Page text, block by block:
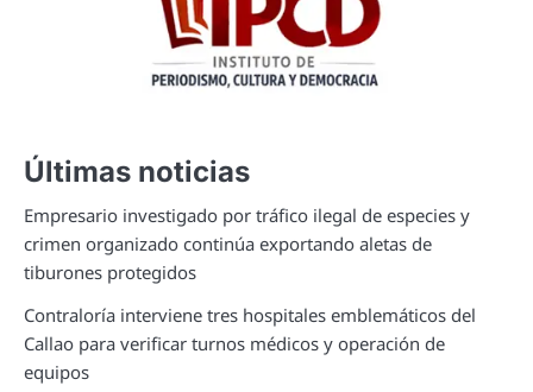
Últimas noticias
Empresario investigado por tráfico ilegal de especies y
crimen organizado continúa exportando aletas de
tiburones protegidos
Contraloría interviene tres hospitales emblemáticos del
Callao para verificar turnos médicos y operación de
equipos